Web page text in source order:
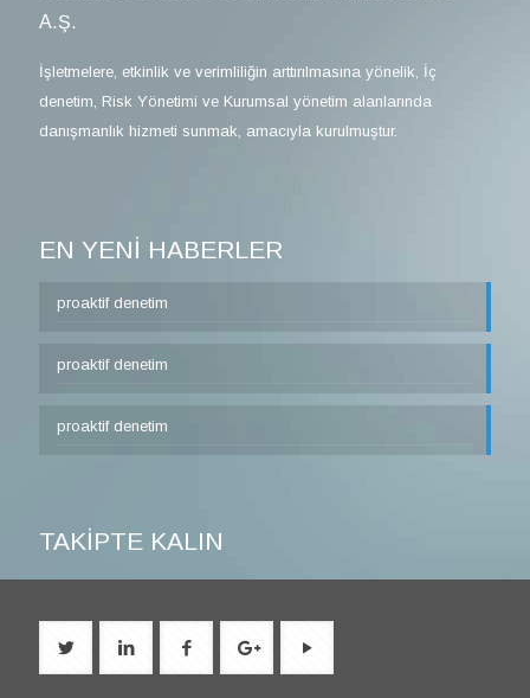
A.Ş.
İşletmelere, etkinlik ve verimliliğin arttırılmasına yönelik, İç
denetim, Risk Yönetimi ve Kurumsal yönetim alanlarında
danışmanlık hizmeti sunmak, amacıyla kurulmuştur.
EN YENİ HABERLER
proaktif denetim
proaktif denetim
proaktif denetim
TAKİPTE KALIN